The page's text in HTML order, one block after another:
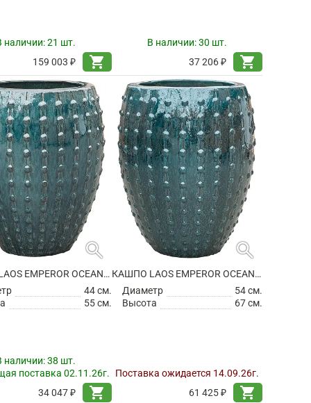
наличии:21 шт.
159 003 ₽
shopping_cart
В наличии:30 шт.
37 206 ₽
shopping_cart
search
КАШПО LAOS EMPEROR OCEAN BLUE
44 см.
55 см.
наличии:38 шт.
поставка 02.11.26г.
34 047 ₽
shopping_cart
search
КАШПО LAOS EMPEROR OCEAN BLUE
Диаметр
54 см.
Высота
67 см.
Поставка ожидается 14.09.26г.
61 425 ₽
shopping_cart